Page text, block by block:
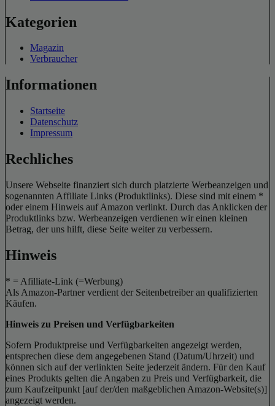
Kategorien
Magazin
Verbraucher
Informationen
Startseite
Datenschutz
Impressum
Rechliches
Unsere Webseite finanziert sich durch platzierte Werbeanzeigen und
sogenannten Affiliate Links (Produktlinks). Diese sind mit einem *
oder einem Hinweis auf Amazon verlinkt. Durch das Anklicken der
Produktlinks bzw. Werbeanzeigen verdienen wir einen kleinen
Betrag, der uns hilft, diese Seite weiter zu verbessern.
Hinweis
* = Afilliate-Link (=Werbung)
Als Amazon-Partner verdient der Seitenbetreiber an qualifizierten
Käufen.
Hinweis zu Preisen und Verfügbarkeiten
Sofern Produktpreise und Verfügbarkeiten angezeigt werden,
entsprechen diese dem angegebenen Stand (Datum/Uhrzeit) und
können sich auf der verlinkten Seite jederzeit ändern. Für den Kauf
eines Produkts gelten die Angaben zu Preis und Verfügbarkeit, die
zum Kaufzeitpunkt [auf der/den maßgeblichen Amazon-Website(s)]
angezeigt werden.